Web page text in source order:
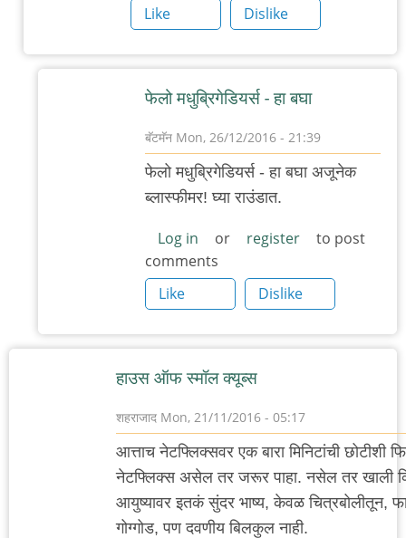
Like
Dislike
फेलो मधुब्रिगेडियर्स - हा बघा
बॅटमॅन Mon, 26/12/2016 - 21:39
In
मधुबाला
तिरळी
आहे.
by
'न'वी
फेलो मधुब्रिगेडियर्स - हा बघा अजूनेक
ब्लास्फीमर! घ्या राउंडात.
Log in or register
to post
comments
Like
Dislike
हाउस ऑफ स्मॉल क्यूब्स
शहराजाद Mon, 21/11/2016 - 05:17
आत्ताच नेटफ्लिक्सवर एक बारा मिनिटांची
नेटफ्लिक्स असेल तर जरूर पाहा. नसेल तर खाली
आयुष्यावर इतकं सुंदर भाष्य, केवळ चित्रबोलीतून,
गोग्गोड, पण दवणीय बिलकुल नाही.